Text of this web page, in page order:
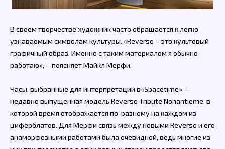
В своем творчестве художник часто обращается к легко
узнаваемым символам культуры. «Reverso – это культовый
графичный образ. Именно с таким материалом я обычно
работаю», – поясняет Майкл Мерфи.
Часы, выбранные для интерпретации в«Spacetime», –
недавно выпущенная модель Reverso Tribute Nonantieme, в
которой время отображается по-разному на каждом из
циферблатов. Для Мерфи связь между новыми Reverso и его
анаморфозными работами была очевидной, ведь многие из